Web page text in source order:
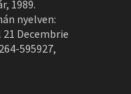
1989.
nyelven:
Decembrie
595927,